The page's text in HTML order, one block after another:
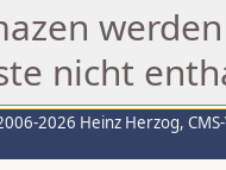
nicht
2026 Heinz Herzog,